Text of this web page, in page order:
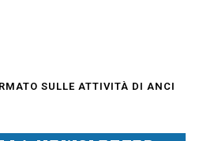
SULLE ATTIVITÀ DI ANCI